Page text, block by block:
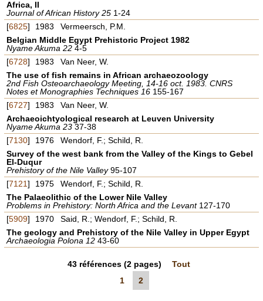
Africa, II
Journal of African History 25 1-24
[6825] 1983
Vermeersch, P.M.
Belgian Middle Egypt Prehistoric Project 1982
Nyame Akuma 22 4-5
[6728] 1983
Van Neer, W.
The use of fish remains in African archaeozoology
2nd Fish Osteoarchaeology Meeting, 14-16 oct. 1983. CNRS
Notes et Monographies Techniques 16 155-167
[6727] 1983
Van Neer, W.
Archaeoichtyological research at Leuven University
Nyame Akuma 23 37-38
[7130] 1976
Wendorf, F.; Schild, R.
Survey of the west bank from the Valley of the Kings to Gebel
El-Duqur
Prehistory of the Nile Valley95-107
[7121] 1975
Wendorf, F.; Schild, R.
The Palaeolithic of the Lower Nile Valley
Problems in Prehistory: North Africa and the Levant 127-170
[5909] 1970
Said, R.; Wendorf, F.; Schild, R.
The geology and Prehistory of the Nile Valley in Upper Egypt
Archaeologia Polona 12 43-60
43 références(2 pages)
Tout
1
2